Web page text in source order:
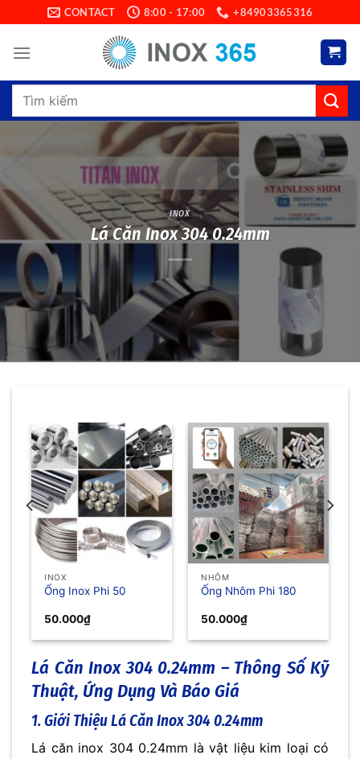
to
content
CONTACT 8:00 - 17:00 +84903365316
Search
INOX
Lá Căn Inox 304 0.24mm
INOX
Ống Inox Phi 50
50.000₫
NHÔM
Ống Nhôm Phi 180
50.000₫
Lá Căn Inox 304 0.24mm – Thông Số Kỹ
Thuật, Ứng Dụng Và Báo Giá
1. Giới Thiệu Lá Căn Inox 304 0.24mm
Lá căn inox 304 0.24mm là vật liệu kim loại có